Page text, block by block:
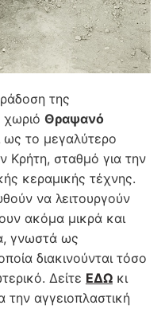
της
χωριό Θραψανό
ως το μεγαλύτερο
Κρήτη, σταθμό για την
κεραμικής τέχνης.
να λειτουργούν
ακόμα μικρά και
γνωστά ως
διακινούνται τόσο
Δείτε ΕΔΩκι
την αγγειοπλαστική